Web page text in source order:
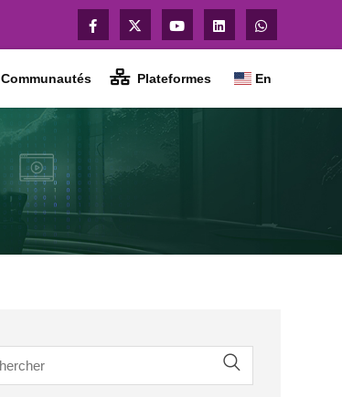
Communautés Plateformes En